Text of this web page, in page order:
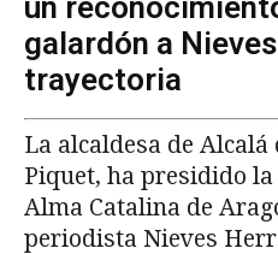
un
galardón a
trayectoria
La alcaldesa de
Piquet, ha presidido
Alma Catalina de
periodista Nieves